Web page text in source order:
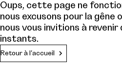
Oups, cette page ne
nous excusons pour la gêne
nous vous invitions à revenir
instants.
Retour à l'accueil